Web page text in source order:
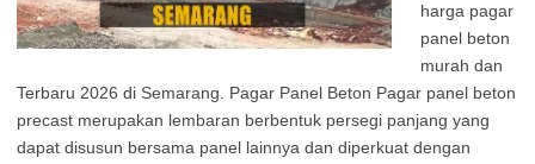
harga pagar
panel beton
murah dan
Terbaru 2026 di Semarang. Pagar Panel Beton Pagar panel beton
precast merupakan lembaran berbentuk persegi panjang yang
dapat disusun bersama panel lainnya dan diperkuat dengan